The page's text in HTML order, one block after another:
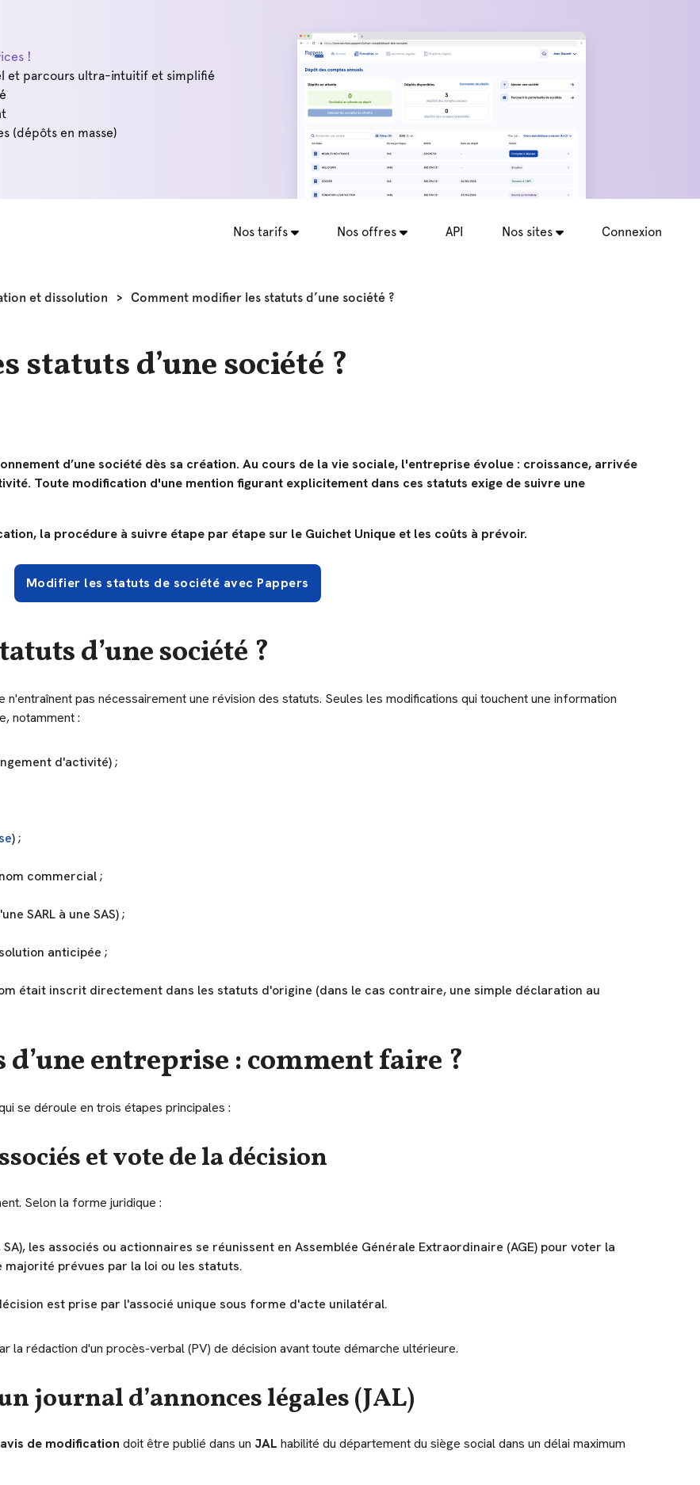
!
et parcours ultra-intuitif et simplifié
(dépôts en masse)
Nos tarifs Nos offres API Nos sites Connexion
et dissolution > Comment modifier les statuts d’une société ?
d’une société ?
d’une société dès sa création. Au cours de la vie sociale, l'entreprise évolue : croissance, arrivée
Toute modification d'une mention figurant explicitement dans ces statuts exige de suivre une
la procédure à suivre étape par étape sur le Guichet Unique et les coûts à prévoir.
Modifier les statuts de société avec Pappers
d’une société ?
pas nécessairement une révision des statuts. Seules les modifications qui touchent une information
notamment :
d'activité) ;
) ;
commercial ;
SARL à une SAS) ;
anticipée ;
était inscrit directement dans les statuts d'origine (dans le cas contraire, une simple déclaration au
entreprise : comment faire ?
se déroule en trois étapes principales :
et vote de la décision
Selon la forme juridique :
SA), les associés ou actionnaires se réunissent en Assemblée Générale Extraordinaire (AGE) pour voter la
prévues par la loi ou les statuts.
est prise par l'associé unique sous forme d'acte unilatéral.
rédaction d'un procès-verbal (PV) de décision avant toute démarche ultérieure.
journal d’annonces légales (JAL)
avis de modification doit être publié dans un JAL habilité du département du siège social dans un délai maximum